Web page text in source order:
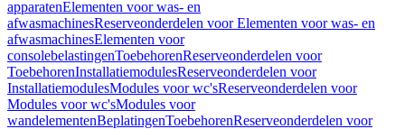
apparatenElementen voor was- en
afwasmachinesReserveonderdelen voor Elementen voor was- en
afwasmachinesElementen voor
consolebelastingenToebehorenReserveonderdelen voor
ToebehorenInstallatiemodulesReserveonderdelen voor
InstallatiemodulesModules voor wc'sReserveonderdelen voor
Modules voor wc'sModules voor
wandelementenBeplatingenToebehorenReserveonderdelen voor